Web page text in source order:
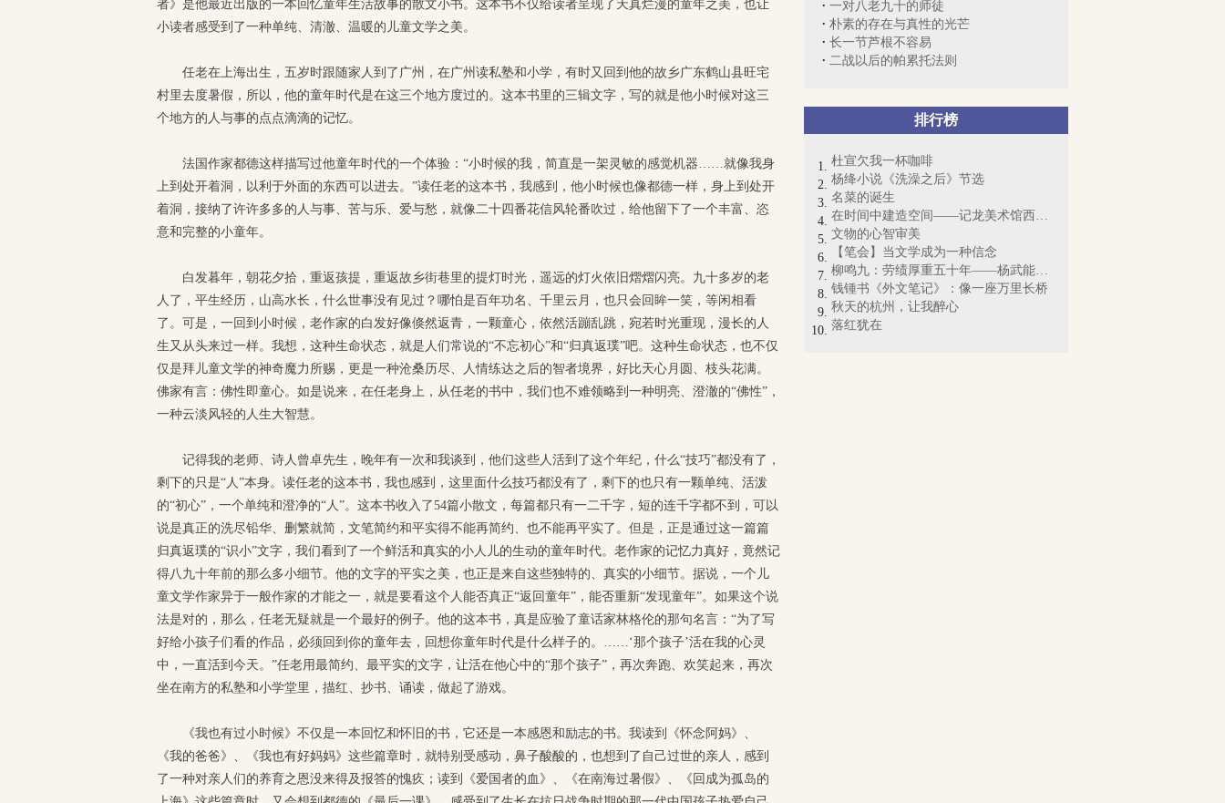
一对八老九十的师徒
朴素的存在与真性的光芒
长一节芦根不容易
二战以后的帕累托法则
排行榜
杜宣欠我一杯咖啡
杨绛小说《洗澡之后》节选
名菜的诞生
在时间中建造空间——记龙美术馆西岸馆
文物的心智审美
【笔会】当文学成为一种信念
柳鸣九：劳绩厚重五十年——杨武能的翻译...
钱锺书《外文笔记》：像一座万里长桥
秋天的杭州，让我醉心
落红犹在
者》是他最近出版的一本回忆童年生活故事的散文小书。这本书不仅给读者呈现了天真烂漫的童年之美，也让
小读者感受到了一种单纯、清澈、温暖的儿童文学之美。
任老在上海出生，五岁时跟随家人到了广州，在广州读私塾和小学，有时又回到他的故乡广东鹤山县旺宅
村里去度暑假，所以，他的童年时代是在这三个地方度过的。这本书里的三辑文字，写的就是他小时候对这三
个地方的人与事的点点滴滴的记忆。
法国作家都德这样描写过他童年时代的一个体验：“小时候的我，简直是一架灵敏的感觉机器……就像我身
上到处开着洞，以利于外面的东西可以进去。”读任老的这本书，我感到，他小时候也像都德一样，身上到处开
着洞，接纳了许许多多的人与事、苦与乐、爱与愁，就像二十四番花信风轮番吹过，给他留下了一个丰富、恣
意和完整的小童年。
白发暮年，朝花夕拾，重返孩提，重返故乡街巷里的提灯时光，遥远的灯火依旧熠熠闪亮。九十多岁的老
人了，平生经历，山高水长，什么世事没有见过？哪怕是百年功名、千里云月，也只会回眸一笑，等闲相看
了。可是，一回到小时候，老作家的白发好像倏然返青，一颗童心，依然活蹦乱跳，宛若时光重现，漫长的人
生又从头来过一样。我想，这种生命状态，就是人们常说的“不忘初心”和“归真返璞”吧。这种生命状态，也不仅
仅是拜儿童文学的神奇魔力所赐，更是一种沧桑历尽、人情练达之后的智者境界，好比天心月圆、枝头花满。
佛家有言：佛性即童心。如是说来，在任老身上，从任老的书中，我们也不难领略到一种明亮、澄澈的“佛性”，
一种云淡风轻的人生大智慧。
记得我的老师、诗人曾卓先生，晚年有一次和我谈到，他们这些人活到了这个年纪，什么“技巧”都没有了，
剩下的只是“人”本身。读任老的这本书，我也感到，这里面什么技巧都没有了，剩下的也只有一颗单纯、活泼
的“初心”，一个单纯和澄净的“人”。这本书收入了54篇小散文，每篇都只有一二千字，短的连千字都不到，可以
说是真正的洗尽铅华、删繁就简，文笔简约和平实得不能再简约、也不能再平实了。但是，正是通过这一篇篇
归真返璞的“识小”文字，我们看到了一个鲜活和真实的小人儿的生动的童年时代。老作家的记忆力真好，竟然记
得八九十年前的那么多小细节。他的文字的平实之美，也正是来自这些独特的、真实的小细节。据说，一个儿
童文学作家异于一般作家的才能之一，就是要看这个人能否真正“返回童年”，能否重新“发现童年”。如果这个说
法是对的，那么，任老无疑就是一个最好的例子。他的这本书，真是应验了童话家林格伦的那句名言：“为了写
好给小孩子们看的作品，必须回到你的童年去，回想你童年时代是什么样子的。……‘那个孩子’活在我的心灵
中，一直活到今天。”任老用最简约、最平实的文字，让活在他心中的“那个孩子”，再次奔跑、欢笑起来，再次
坐在南方的私塾和小学堂里，描红、抄书、诵读，做起了游戏。
《我也有过小时候》不仅是一本回忆和怀旧的书，它还是一本感恩和励志的书。我读到《怀念阿妈》、
《我的爸爸》、《我也有好妈妈》这些篇章时，就特别受感动，鼻子酸酸的，也想到了自己过世的亲人，感到
了一种对亲人们的养育之恩没来得及报答的愧疚；读到《爱国者的血》、《在南海过暑假》、《回成为孤岛的